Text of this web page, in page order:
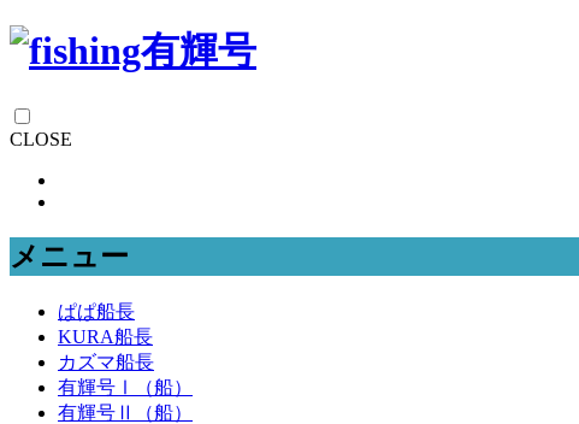
CLOSE
メニュー
ぱぱ船長
KURA船長
カズマ船長
有輝号Ⅰ（船）
有輝号Ⅱ（船）